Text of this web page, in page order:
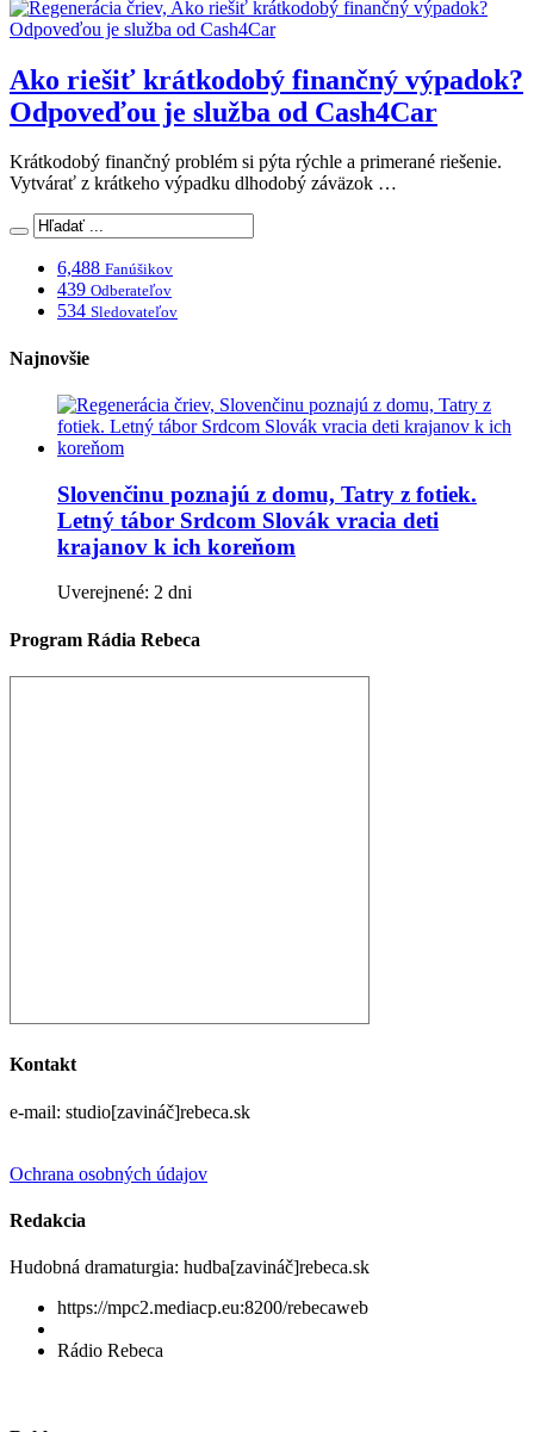
Ako riešiť krátkodobý finančný výpadok?
Odpoveďou je služba od Cash4Car
Krátkodobý finančný problém si pýta rýchle a primerané riešenie.
Vytvárať z krátkeho výpadku dlhodobý záväzok …
6,488 Fanúšikov
439 Odberateľov
534 Sledovateľov
Najnovšie
Slovenčinu poznajú z domu, Tatry z fotiek.
Letný tábor Srdcom Slovák vracia deti
krajanov k ich koreňom
Uverejnené: 2 dni
Program Rádia Rebeca
Kontakt
e-mail: studio[zavináč]rebeca.sk
Ochrana osobných údajov
Redakcia
Hudobná dramaturgia: hudba[zavináč]rebeca.sk
https://mpc2.mediacp.eu:8200/rebecaweb
Rádio Rebeca